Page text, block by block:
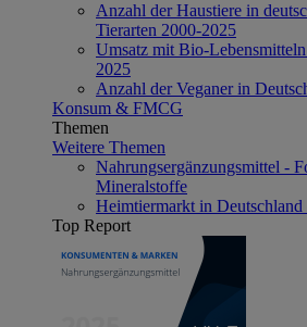
Anzahl der Haustiere in
Tierarten 2000-2025
Umsatz mit Bio-
2025
Anzahl der Veganer in
Konsum & FMCG
Themen
Weitere Themen
Nahrungsergänzungsmittel -
Mineralstoffe
Heimtiermarkt in
Top Report